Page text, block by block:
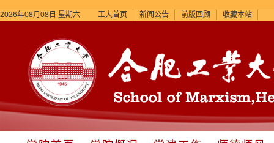
2026年08月08日 星期六 工大首页 新闻公告 前版回顾 收藏本站